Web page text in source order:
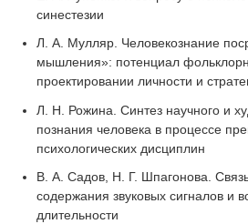
синестезии
Л. А. Мулляр. Человекознание
мышления»: потенциал
проектировании личности и
Л. Н. Рожина. Синтез научного и
познания человека в процессе
психологических дисциплин
В. А. Садов, Н. Г. Шпагонова. Связь
содержания звуковых сигналов и
длительности